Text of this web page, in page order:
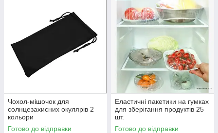
Чохол-мішочок для
солнцезахисних окулярів 2
кольори
Готово до відправки
Еластичні пакетики на гумках
для зберігання продуктів 25
шт.
Готово до відправки